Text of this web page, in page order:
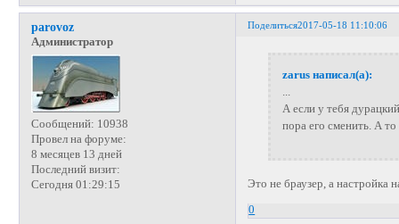
Поделиться2017-05-18 11:10:06
parovoz
Администратор
Сообщений: 10938
Провел на форуме:
8 месяцев 13 дней
Последний визит:
Сегодня 01:29:15
zarus написал(а):
...
А если у тебя
пора его сменить. А
Это не браузер, а настройка
0